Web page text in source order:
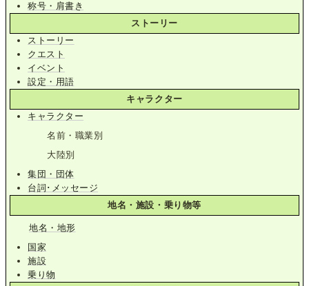
称号・肩書き
ストーリー
ストーリー
クエスト
イベント
設定・用語
キャラクター
キャラクター
名前・職業別
大陸別
集団・団体
台詞･メッセージ
地名・施設・乗り物等
地名・地形
国家
施設
乗り物